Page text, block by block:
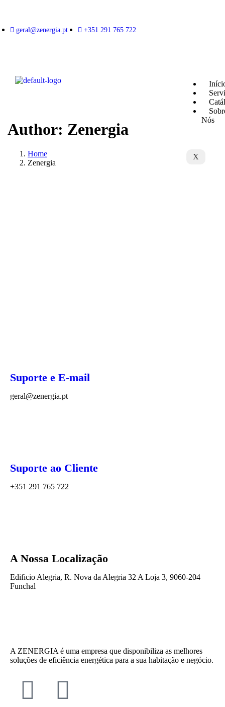
geral@zenergia.pt +351 291 765 722
Nós
X
Author: Zenergia
Home
Zenergia
Suporte e E-mail
geral@zenergia.pt
Suporte ao Cliente
+351 291 765 722
A Nossa Localização
Edificio Alegria, R. Nova da Alegria 32 A Loja 3, 9060-204
Funchal
A ZENERGIA é uma empresa que disponibiliza as melhores
soluções de eficiência energética para a sua habitação e negócio.